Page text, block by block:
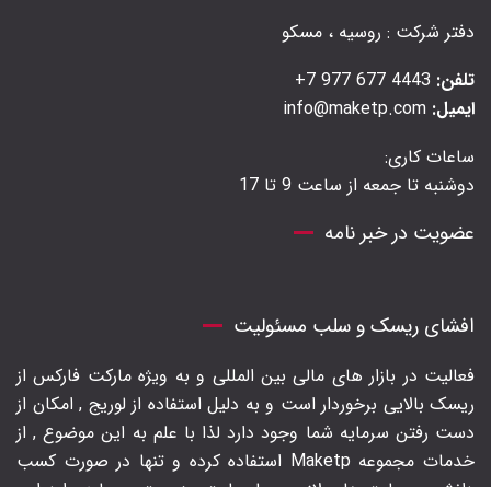
دفتر شرکت : روسیه ، مسکو
تلفن:
ایمیل:
ساعات کاری:
دوشنبه تا جمعه از ساعت 9 تا 17
عضویت در خبر نامه
افشای ریسک و سلب مسئولیت
فعالیت در بازار های مالی بین المللی و به ویژه مارکت فارکس از
ریسک بالایی برخوردار است و به دلیل استفاده از لوریج , امکان از
دست رفتن سرمایه شما وجود دارد لذا با علم به این موضوع , از
خدمات مجموعه Maketp استفاده کرده و تنها در صورت کسب